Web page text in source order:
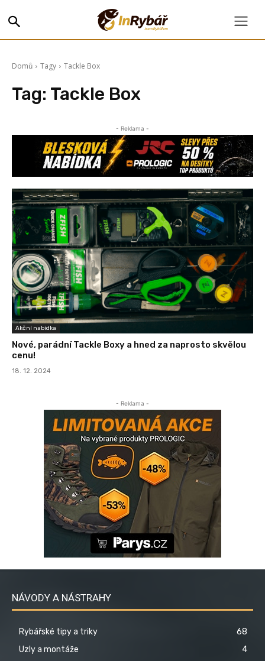
Domů Tagy Tackle Box
Tag: Tackle Box
- Reklama -
Akční nabídka
Nové, parádní Tackle Boxy a hned za naprosto skvělou
cenu!
18. 12. 2024
- Reklama -
NÁVODY A NÁSTRAHY
Rybářské tipy a triky
68
Uzly a montáže
4